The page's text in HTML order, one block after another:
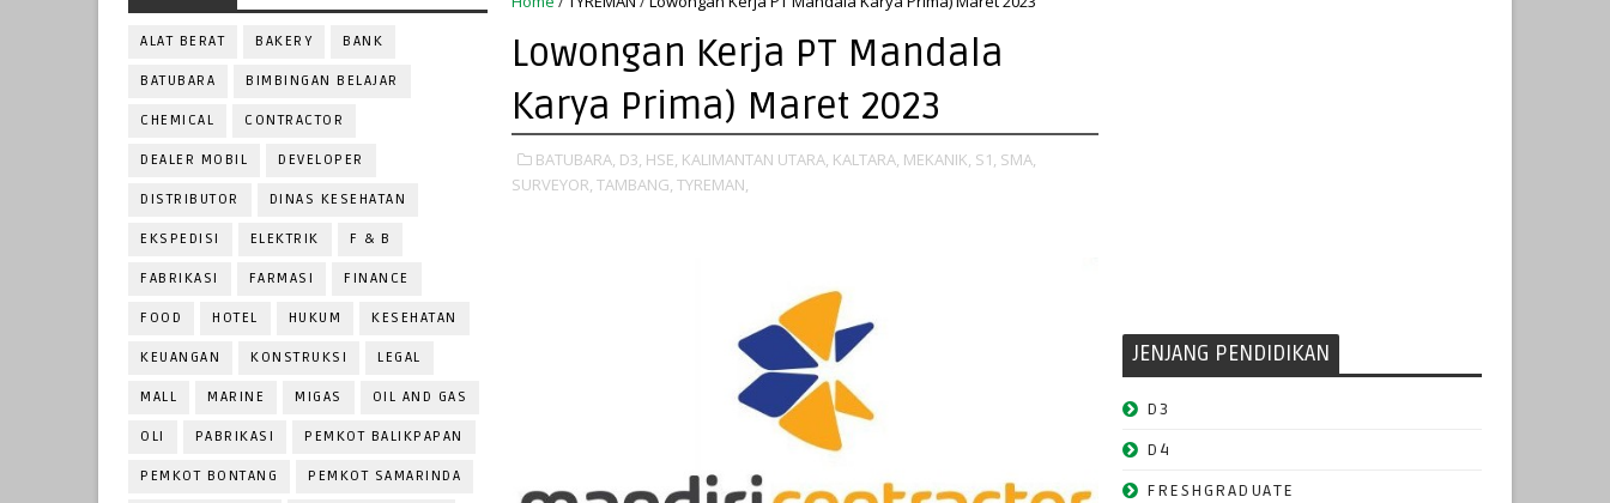
ALAT BERAT BAKERY BANK
BATUBARA BIMBINGAN BELAJAR
CHEMICAL CONTRACTOR
DEALER MOBIL DEVELOPER
DISTRIBUTOR DINAS KESEHATAN
EKSPEDISI ELEKTRIK F & B
FABRIKASI FARMASI FINANCE
FOOD HOTEL HUKUM KESEHATAN
KEUANGAN KONSTRUKSI LEGAL
MALL MARINE MIGAS OIL AND GAS
OLI PABRIKASI PEMKOT BALIKPAPAN
PEMKOT BONTANG PEMKOT SAMARINDA
Lowongan Kerja PT Mandala
Karya Prima) Maret 2023
BATUBARA, D3, HSE, KALIMANTAN UTARA, KALTARA, MEKANIK, S1, SMA,
SURVEYOR, TAMBANG, TYREMAN,
JENJANG PENDIDIKAN
D3
D4
FRESHGRADUATE